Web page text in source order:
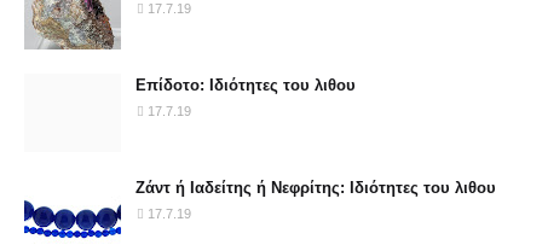
17.7.19
Επίδοτο: Ιδιότητες του λιθου
17.7.19
Ζάντ ή Ιαδείτης ή Νεφρίτης: Ιδιότητες του λιθου
17.7.19